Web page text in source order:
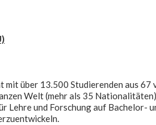
über 13.500 Studierenden aus 67
Welt (mehr als 35
und Forschung auf Bachelor-